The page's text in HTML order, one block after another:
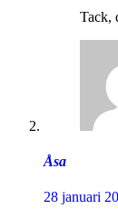
Tack,
Åsa
28 januari